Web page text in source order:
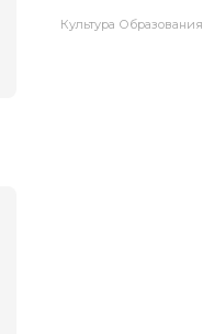
Культура Образования